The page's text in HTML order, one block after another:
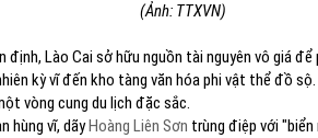
(Ảnh: TTXVN)
định, Lào Cai sở hữu nguồn tài nguyên vô giá
kỳ vĩ đến kho tàng văn hóa phi vật thể đồ
vòng cung du lịch đặc sắc.
hùng vĩ, dãyHoàng Liên Sơn trùng điệp với "biển